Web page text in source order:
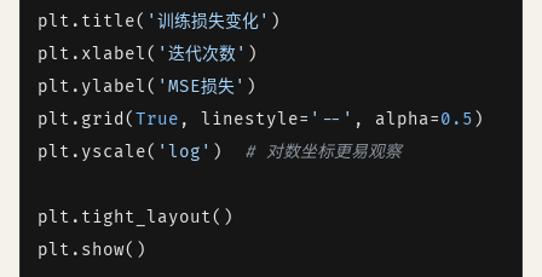
plt.title( '训练损失变化' )
plt.xlabel( '迭代次数' )
plt.ylabel( 'MSE损失' )
plt.grid(True , linestyle= '--' , alpha=0.5 )
plt.yscale( 'log' ) # 对数坐标更易观察
plt.tight_layout()
plt.show()